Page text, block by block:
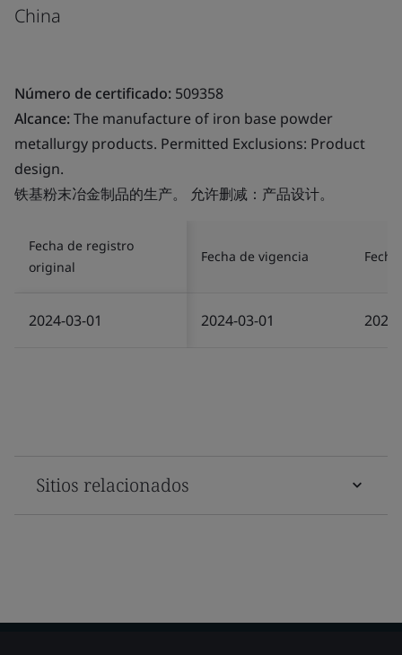
China
Número de certificado: 509358
Alcance:The manufacture of iron base powder
metallurgy products. Permitted Exclusions: Product
design.
铁基粉末冶金制品的生产。 允许删减：产品设计。
Fecha de registro
original
Fecha de vigencia
2024-03-01 2024-03-01
Sitios relacionados